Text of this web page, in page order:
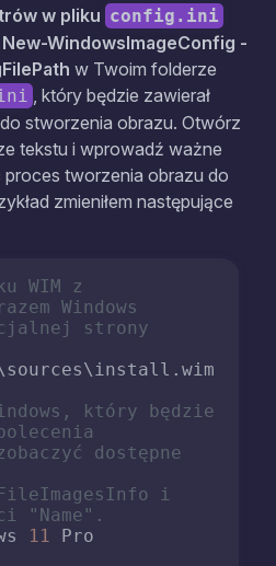
w pliku config.ini
New-WindowsImageConfig -
w Twoim folderze
, który będzie zawierał
stworzenia obrazu. Otwórz
tekstu i wprowadź ważne
tworzenia obrazu do
zmieniłem następujące
WIM z
Windows
strony
który będzie
dostępne
i
"Name".
11 Pro